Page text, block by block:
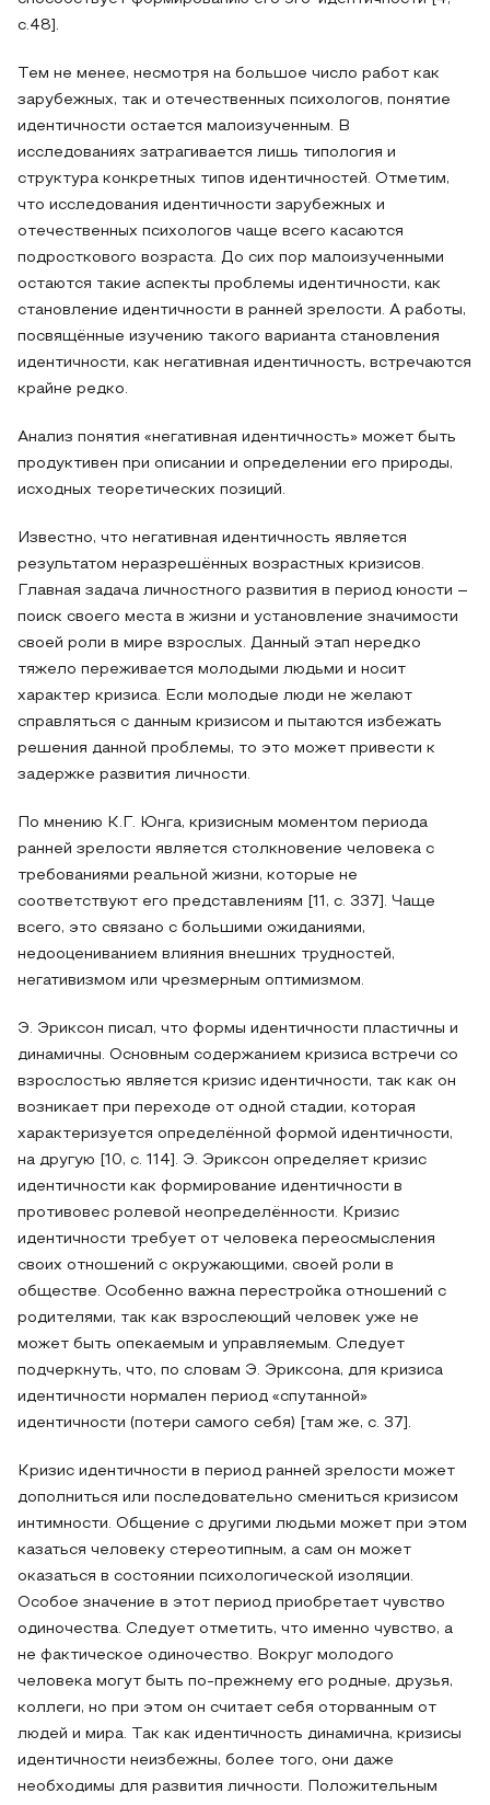
с.48].
Тем не менее, несмотря на большое число работ как
зарубежных, так и отечественных психологов, понятие
идентичности остается малоизученным. В
исследованиях затрагивается лишь типология и
структура конкретных типов идентичностей. Отметим,
что исследования идентичности зарубежных и
отечественных психологов чаще всего касаются
подросткового возраста. До сих пор малоизученными
остаются такие аспекты проблемы идентичности, как
становление идентичности в ранней зрелости. А работы,
посвящённые изучению такого варианта становления
идентичности, как негативная идентичность, встречаются
крайне редко.
Анализ понятия «негативная идентичность» может быть
продуктивен при описании и определении его природы,
исходных теоретических позиций.
Известно, что негативная идентичность является
результатом неразрешённых возрастных кризисов.
Главная задача личностного развития в период юности –
поиск своего места в жизни и установление значимости
своей роли в мире взрослых. Данный этап нередко
тяжело переживается молодыми людьми и носит
характер кризиса. Если молодые люди не желают
справляться с данным кризисом и пытаются избежать
решения данной проблемы, то это может привести к
задержке развития личности.
По мнению К.Г. Юнга, кризисным моментом периода
ранней зрелости является столкновение человека с
требованиями реальной жизни, которые не
соответствуют его представлениям [11, с. 337]. Чаще
всего, это связано с большими ожиданиями,
недооцениванием влияния внешних трудностей,
негативизмом или чрезмерным оптимизмом.
Э. Эриксон писал, что формы идентичности пластичны и
динамичны. Основным содержанием кризиса встречи со
взрослостью является кризис идентичности, так как он
возникает при переходе от одной стадии, которая
характеризуется определённой формой идентичности,
на другую [10, с. 114]. Э. Эриксон определяет кризис
идентичности как формирование идентичности в
противовес ролевой неопределённости. Кризис
идентичности требует от человека переосмысления
своих отношений с окружающими, своей роли в
обществе. Особенно важна перестройка отношений с
родителями, так как взрослеющий человек уже не
может быть опекаемым и управляемым. Следует
подчеркнуть, что, по словам Э. Эриксона, для кризиса
идентичности нормален период «спутанной»
идентичности (потери самого себя) [там же, с. 37].
Кризис идентичности в период ранней зрелости может
дополниться или последовательно смениться кризисом
интимности. Общение с другими людьми может при этом
казаться человеку стереотипным, а сам он может
оказаться в состоянии психологической изоляции.
Особое значение в этот период приобретает чувство
одиночества. Следует отметить, что именно чувство, а
не фактическое одиночество. Вокруг молодого
человека могут быть по-прежнему его родные, друзья,
коллеги, но при этом он считает себя оторванным от
людей и мира. Так как идентичность динамична, кризисы
идентичности неизбежны, более того, они даже
необходимы для развития личности. Положительным